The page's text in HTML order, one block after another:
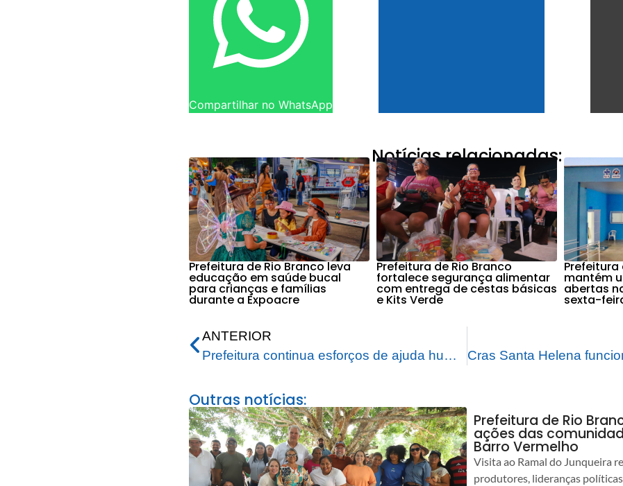
Compartilhar no WhatsApp
Notícias relacionadas:
Prefeitura de Rio Branco leva
educação em saúde bucal
para crianças e famílias
durante a Expoacre
Prefeitura de Rio Branco
fortalece segurança alimentar
com entrega de cestas básicas
e Kits Verde
Prefeitura
mantém
abertas
sexta-
ANTERIOR
Prefeitura continua esforços de ajuda humanitária após cheia do Rio Acre
Outras notícias:
Prefeitura de Rio
ações das
Barro Vermelho
Visita ao Ramal do Junqueira
produtores, lideranças